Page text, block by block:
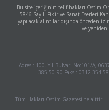
Bu site içeriğinin telif hakları Ostim
5846 Sayılı Fikir ve Sanat Eserleri
yapılacak alıntılar dışında önceden
ve yeniden
Adres : 100. Yıl Bulvarı No:101/A,
385 50 90 Faks : 0312 354 58
Tüm Hakları Ostim Gazetesi'ne aittir.